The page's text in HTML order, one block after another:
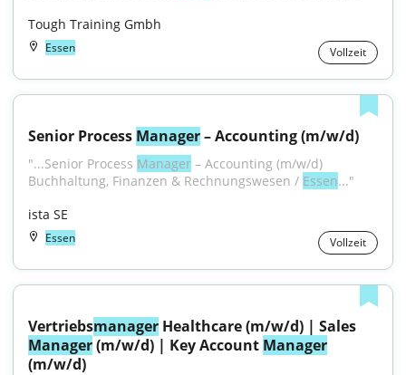
Tough Training Gmbh
Essen Vollzeit
Senior Process Manager – Accounting (m/w/d)
"...Senior Process Manager – Accounting (m/w/d)
Buchhaltung, Finanzen & Rechnungswesen / Essen..."
ista SE
Essen Vollzeit
Vertriebsmanager
Manager (m/w/d) | Key Account Manager
(m/w/d)